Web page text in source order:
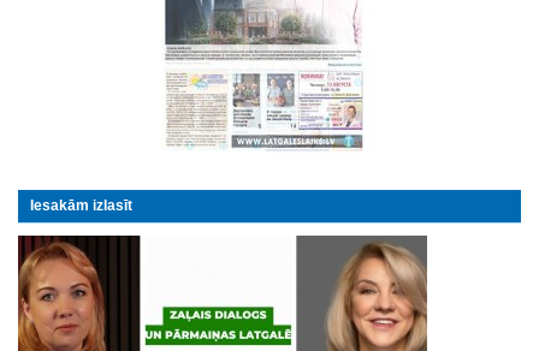
Iesakām izlasīt